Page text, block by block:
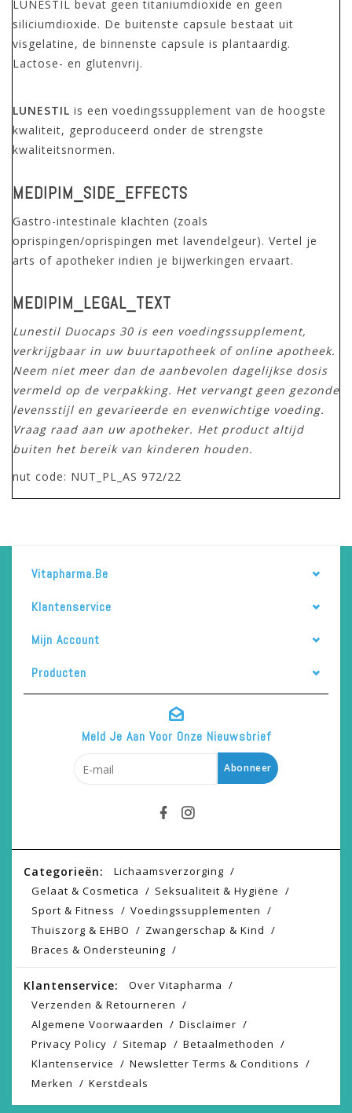
LUNESTIL bevat geen titaniumdioxide en geen
siliciumdioxide. De buitenste capsule bestaat uit
visgelatine, de binnenste capsule is plantaardig.
Lactose- en glutenvrij.
LUNESTIL is een voedingssupplement van de hoogste
kwaliteit, geproduceerd onder de strengste
kwaliteitsnormen.
MEDIPIM_SIDE_EFFECTS
Gastro-intestinale klachten (zoals
oprispingen/oprispingen met lavendelgeur). Vertel je
arts of apotheker indien je bijwerkingen ervaart.
MEDIPIM_LEGAL_TEXT
Lunestil Duocaps 30 is een voedingssupplement,
verkrijgbaar in uw buurtapotheek of online apotheek.
Neem niet meer dan de aanbevolen dagelijkse dosis
vermeld op de verpakking. Het vervangt geen gezonde
levensstijl en gevarieerde en evenwichtige voeding.
Vraag raad aan uw apotheker. Het product altijd
buiten het bereik van kinderen houden.
nut code: NUT_PL_AS 972/22
Vitapharma.be
Klantenservice
Mijn Account
Producten
Meld Je Aan Voor Onze Nieuwsbrief
Abonneer
Categorieën:
Lichaamsverzorging
Gelaat & Cosmetica
Seksualiteit & Hygiëne
Sport & Fitness
Voedingssupplementen
Thuiszorg & EHBO
Zwangerschap & Kind
Braces & Ondersteuning
Klantenservice:
Over Vitapharma
Verzenden & Retourneren
Algemene Voorwaarden
Disclaimer
Privacy Policy
Sitemap
Betaalmethoden
Klantenservice
Newsletter Terms & Conditions
Merken
Kerstdeals